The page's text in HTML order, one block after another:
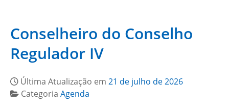
Conselheiro do Conselho
Regulador IV
Última Atualização em 21 de julho de 2026
Categoria Agenda